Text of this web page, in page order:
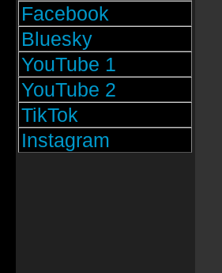
Facebook
Bluesky
YouTube 1
YouTube 2
TikTok
Instagram